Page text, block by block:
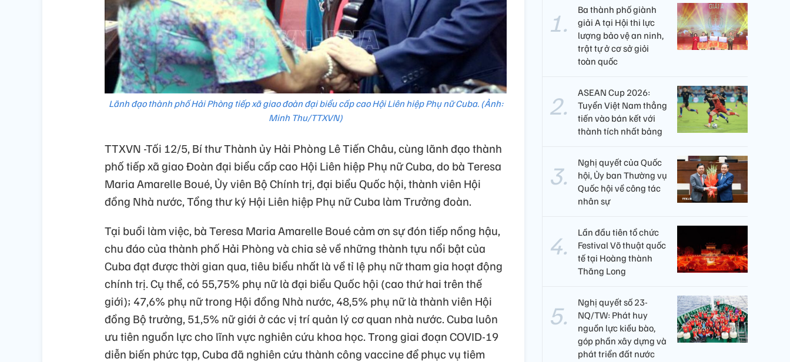
Lãnh đạo thành phố Hải Phòng tiếp xã giao đoàn đại biểu cấp cao Hội Liên hiệp Phụ nữ Cuba. (Ảnh:
Minh Thu/TTXVN)
TTXVN -Tối 12/5, Bí thư Thành ủy Hải Phòng Lê Tiến Châu, cùng lãnh đạo thành
phố tiếp xã giao Đoàn đại biểu cấp cao Hội Liên hiệp Phụ nữ Cuba, do bà Teresa
Maria Amarelle Boué, Ủy viên Bộ Chính trị, đại biểu Quốc hội, thành viên Hội
đồng Nhà nước, Tổng thư ký Hội Liên hiệp Phụ nữ Cuba làm Trưởng đoàn.
Tại buổi làm việc, bà Teresa Maria Amarelle Boué cảm ơn sự đón tiếp nồng hậu,
chu đáo của thành phố Hải Phòng và chia sẻ về những thành tựu nổi bật của
Cuba đạt được thời gian qua, tiêu biểu nhất là về tỉ lệ phụ nữ tham gia hoạt động
chính trị. Cụ thể, có 55,75% phụ nữ là đại biểu Quốc hội (cao thứ hai trên thế
giới); 47,6% phụ nữ trong Hội đồng Nhà nước, 48,5% phụ nữ là thành viên Hội
đồng Bộ trưởng, 51,5% nữ giới ở các vị trí quản lý cơ quan nhà nước. Cuba luôn
ưu tiên nguồn lực cho lĩnh vực nghiên cứu khoa học. Trong giai đoạn COVID-19
diễn biến phức tạp, Cuba đã nghiên cứu thành công vaccine để phục vụ tiêm
Ba thành phố giành
giải A tại Hội thi lực
lượng bảo vệ an ninh,
trật tự ở cơ sở giỏi
toàn quốc
ASEAN Cup 2026:
Tuyển Việt Nam thẳng
tiến vào bán kết với
thành tích nhất bảng
Nghị quyết của Quốc
hội, Ủy ban Thường vụ
Quốc hội về công tác
nhân sự
Lần đầu tiên tổ chức
Festival Võ thuật quốc
tế tại Hoàng thành
Thăng Long
Nghị quyết số 23-
NQ/TW: Phát huy
nguồn lực kiều bào,
góp phần xây dựng và
phát triển đất nước